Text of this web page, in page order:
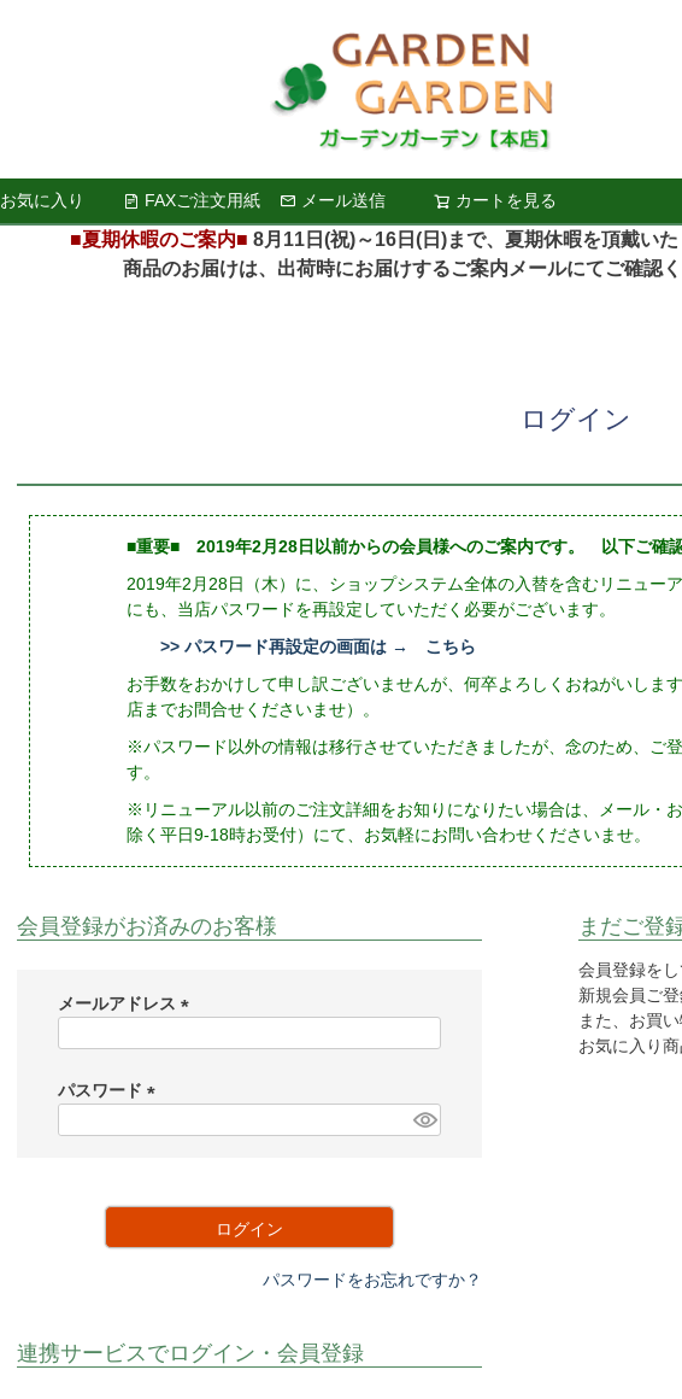
お気に入り FAXご注文用紙 メール送信 カートを見る
検索
■夏期休暇のご案内■ 8月11日(祝)～16日(日)まで、夏期休暇を頂戴い
商品のお届けは、出荷時にお届けするご案内メールにてご確認く
ログイン
■重要■ 2019年2月28日以前からの会員様へのご案内です。 以下ご確
2019年2月28日（木）に、ショップシステム全体の入替を含むリニュー
にも、当店パスワードを再設定していただく必要がございます。
>> パスワード再設定の画面は → こちら
お手数をおかけして申し訳ございませんが、何卒よろしくおねがいし
店までお問合せくださいませ）。
※パスワード以外の情報は移行させていただきましたが、念のため、ご
す。
※リニューアル以前のご注文詳細をお知りになりたい場合は、メール
除く平日9-18時お受付）にて、お気軽にお問い合わせくださいませ。
会員登録がお済みのお客様
メールアドレス
)
パスワード
ログイン
パスワードをお忘れですか？
連携サービスでログイン・会員登録
まだご登
会員登録を
新規会員ご
また、お買
お気に入り